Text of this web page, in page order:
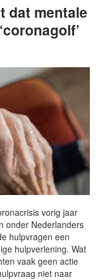
dat mentale
vorig jaar
onder Nederlanders
hulpvragen een
hulpverlening. Wat
vaak geen actie
niet naar